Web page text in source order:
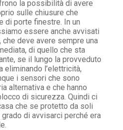
la possibilità di avere
sulle chiusure che
di porte finestre. In un
essere anche avvisati
deve avere sempre una
di quello che sta
se il lungo la provveduto
l’elettricità,
i sensori che sono
alternativa e che hanno
di sicurezza. Quindi ci
che se protetto da soli
di avvisarci perché era